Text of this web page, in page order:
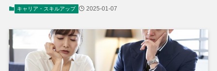
キャリア・スキルアップ 2025-01-07